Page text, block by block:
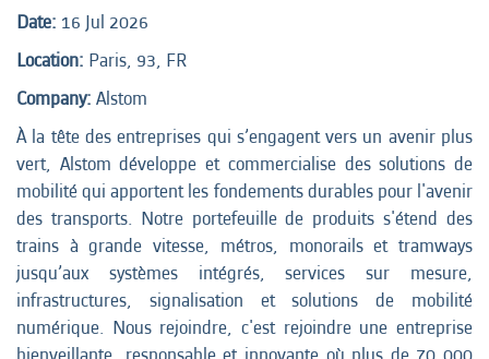
Date: 16 Jul 2026
Location: Paris, 93, FR
Company: Alstom
À la tête des entreprises qui s’engagent vers un avenir plus
vert, Alstom développe et commercialise des solutions de
mobilité qui apportent les fondements durables pour l'avenir
des transports. Notre portefeuille de produits s'étend des
trains à grande vitesse, métros, monorails et tramways
jusqu’aux systèmes intégrés, services sur mesure,
infrastructures, signalisation et solutions de mobilité
numérique. Nous rejoindre, c'est rejoindre une entreprise